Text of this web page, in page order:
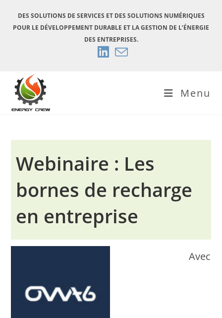
content
DES SOLUTIONS DE SERVICES ET DES SOLUTIONS NUMÉRIQUES
POUR LE DÉVELOPPEMENT DURABLE ET LA GESTION DE L’ÉNERGIE
DES ENTREPRISES.
Menu
Webinaire : Les
bornes de recharge
en entreprise
Avec